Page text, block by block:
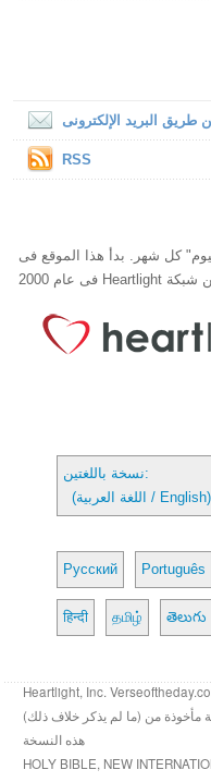
طريق البريد الإلكترونى
RSS
"آيــة اليوم" كل شهر. بدأ هذا الموقع فى
نسخة باللغتين:
(اللغة العربية / English)
Русский Português
हिन्दी தமிழ் తెలుగు
مأخوذة من (ما لم يذكر خلاف ذلك)
هذه النسخة
HOLY BIBLE, NEW